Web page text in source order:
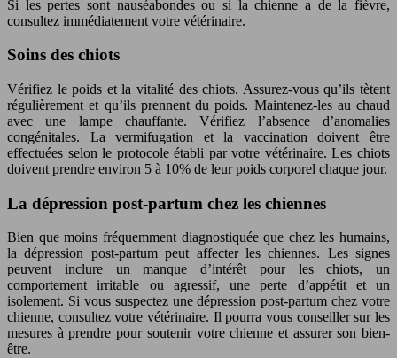
Si les pertes sont nauséabondes ou si la chienne a de la fièvre,
consultez immédiatement votre vétérinaire.
Soins des chiots
Vérifiez le poids et la vitalité des chiots. Assurez-vous qu’ils tètent
régulièrement et qu’ils prennent du poids. Maintenez-les au chaud
avec une lampe chauffante. Vérifiez l’absence d’anomalies
congénitales. La vermifugation et la vaccination doivent être
effectuées selon le protocole établi par votre vétérinaire. Les chiots
doivent prendre environ 5 à 10% de leur poids corporel chaque jour.
La dépression post-partum chez les chiennes
Bien que moins fréquemment diagnostiquée que chez les humains,
la dépression post-partum peut affecter les chiennes. Les signes
peuvent inclure un manque d’intérêt pour les chiots, un
comportement irritable ou agressif, une perte d’appétit et un
isolement. Si vous suspectez une dépression post-partum chez votre
chienne, consultez votre vétérinaire. Il pourra vous conseiller sur les
mesures à prendre pour soutenir votre chienne et assurer son bien-
être.